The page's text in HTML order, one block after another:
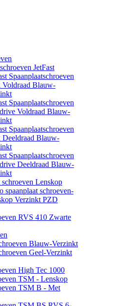
JetFast
Spaanplaatschroeven
Voldraad Blauw-
Spaanplaatschroeven
Voldraad Blauw-
Spaanplaatschroeven
Deeldraad Blauw-
Spaanplaatschroeven
Deeldraad Blauw-
schroeven Lenskop
spaanplaat schroeven-
Verzinkt PZD
RVS 410 Zwarte
Blauw-Verzinkt
Geel-Verzinkt
High Tec 1000
TSM - Lenskop
TSM B - Met